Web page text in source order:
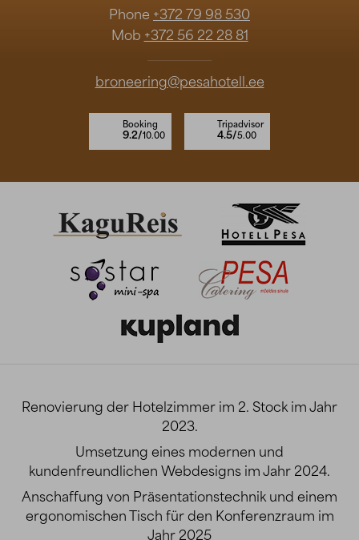
Phone +372 79 98 530
Mob +372 56 22 28 81
broneering@pesahotell.ee
Booking
9.2/10.00
Tripadvisor
4.5/5.00
Renovierung der Hotelzimmer im 2. Stock im Jahr
2023.
Umsetzung eines modernen und
kundenfreundlichen Webdesigns im Jahr 2024.
Anschaffung von Präsentationstechnik und einem
ergonomischen Tisch für den Konferenzraum im
Jahr 2025